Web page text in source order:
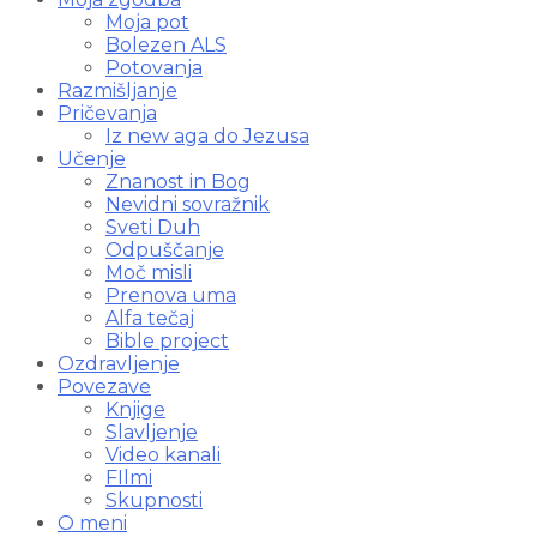
Moja pot
Bolezen ALS
Potovanja
Razmišljanje
Pričevanja
Iz new aga do Jezusa
Učenje
Znanost in Bog
Nevidni sovražnik
Sveti Duh
Odpuščanje
Moč misli
Prenova uma
Alfa tečaj
Bible project
Ozdravljenje
Povezave
Knjige
Slavljenje
Video kanali
FIlmi
Skupnosti
O meni